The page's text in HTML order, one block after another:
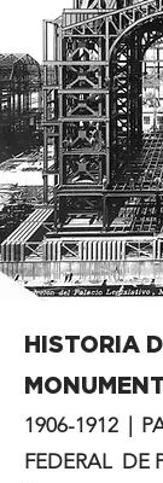
HISTORIA
1906-1912
FEDERAL DE